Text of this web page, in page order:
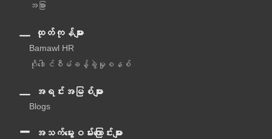
အခြား
ထုတ်ကုန်များ
Bamawl HR
ဂိုဒေါင်စီမံခန့်ခွဲမှုစနစ်
အရင်းအမြစ်များ
Blogs
အသက်မွေးဝမ်းကြောင်းများ